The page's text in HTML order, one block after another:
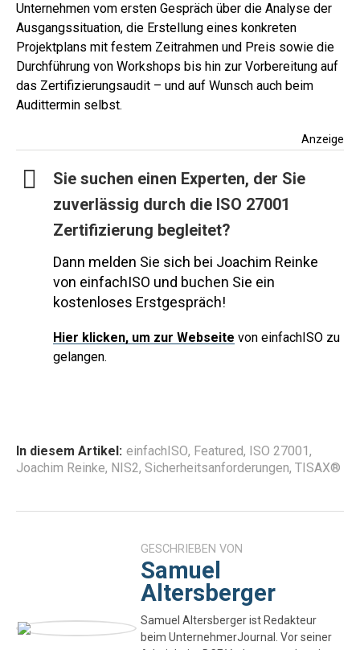
Unternehmen vom ersten Gespräch über die Analyse der
Ausgangssituation, die Erstellung eines konkreten
Projektplans mit festem Zeitrahmen und Preis sowie die
Durchführung von Workshops bis hin zur Vorbereitung auf
das Zertifizierungsaudit – und auf Wunsch auch beim
Audittermin selbst.
Anzeige
Sie suchen einen Experten, der Sie
zuverlässig durch die ISO 27001
Zertifizierung begleitet?
Dann melden Sie sich bei Joachim Reinke
von einfachISO und buchen Sie ein
kostenloses Erstgespräch!
Hier klicken, um zur Webseite von einfachISO zu
gelangen.
In diesem Artikel: einfachISO, Featured, ISO 27001,
Joachim Reinke, NIS2, Sicherheitsanforderungen, TISAX®
GESCHRIEBEN VON
Samuel
Altersberger
Samuel Altersberger ist Redakteur
beim UnternehmerJournal. Vor seiner